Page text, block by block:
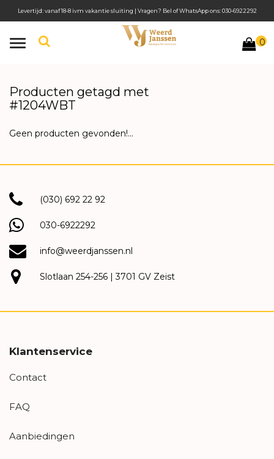
Toggle
0
Levertijd: vanaf 18-8 ivm vakantie sluiting | Vragen? Bel of WhatsApp ons: 030-6922292
Producten getagd met
#1204WBT
Geen producten gevonden!...
(030) 692 22 92
030-6922292
info@weerdjanssen.nl
Slotlaan 254-256 | 3701 GV Zeist
Klantenservice
Contact
FAQ
Aanbiedingen